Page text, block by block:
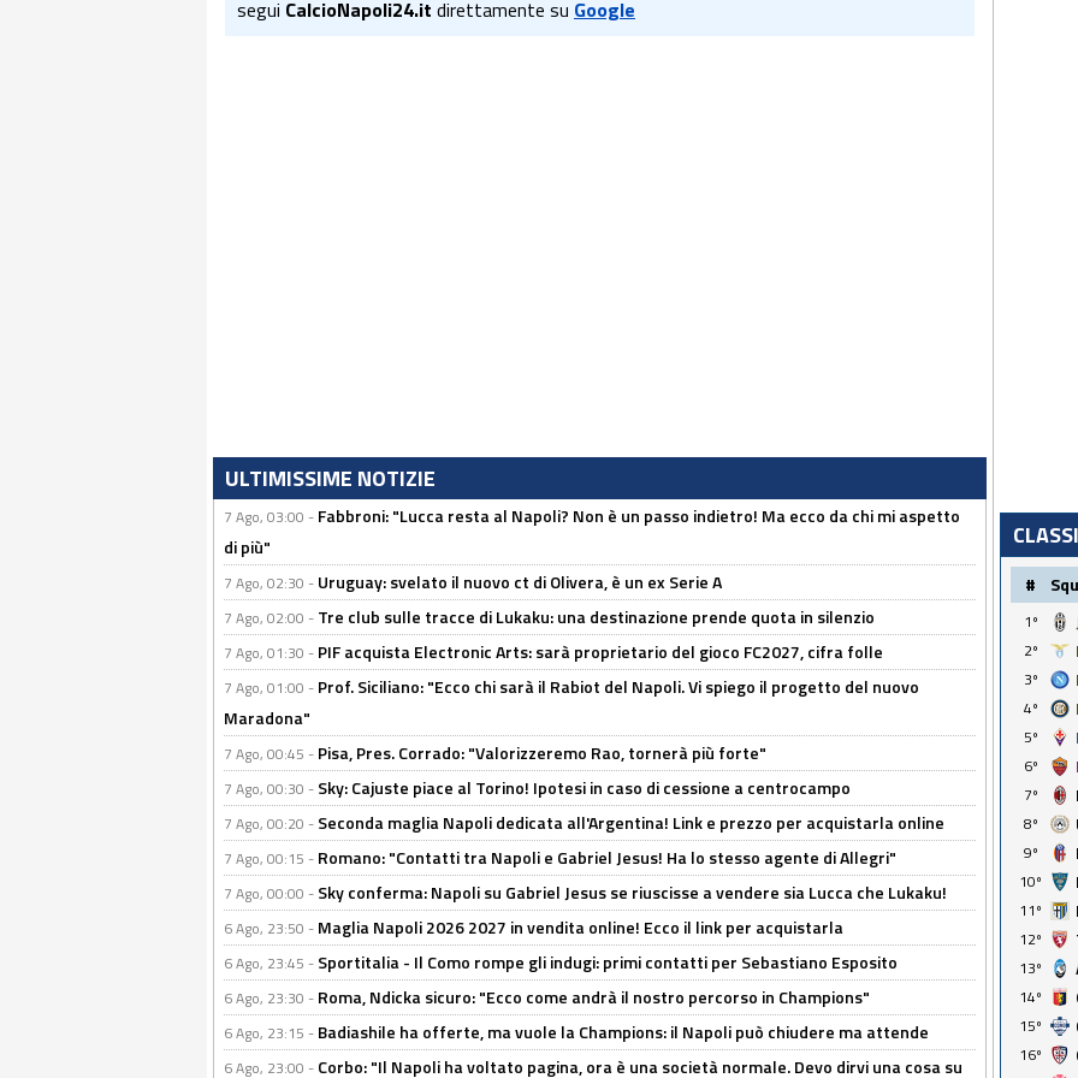
segui CalcioNapoli24.it direttamente su Google
ULTIMISSIME NOTIZIE
7 Ago, 03:00 - Fabbroni: "Lucca resta al Napoli? Non è un passo indietro! Ma ecco da chi mi aspetto
di più"
7 Ago, 02:30 - Uruguay: svelato il nuovo ct di Olivera, è un ex Serie A
7 Ago, 02:00 - Tre club sulle tracce di Lukaku: una destinazione prende quota in silenzio
7 Ago, 01:30 - PIF acquista Electronic Arts: sarà proprietario del gioco FC2027, cifra folle
7 Ago, 01:00 - Prof. Siciliano: "Ecco chi sarà il Rabiot del Napoli. Vi spiego il progetto del nuovo
Maradona"
7 Ago, 00:45 - Pisa, Pres. Corrado: "Valorizzeremo Rao, tornerà più forte"
7 Ago, 00:30 - Sky: Cajuste piace al Torino! Ipotesi in caso di cessione a centrocampo
7 Ago, 00:20 - Seconda maglia Napoli dedicata all'Argentina! Link e prezzo per acquistarla online
7 Ago, 00:15 - Romano: "Contatti tra Napoli e Gabriel Jesus! Ha lo stesso agente di Allegri"
7 Ago, 00:00 - Sky conferma: Napoli su Gabriel Jesus se riuscisse a vendere sia Lucca che Lukaku!
6 Ago, 23:50 - Maglia Napoli 2026 2027 in vendita online! Ecco il link per acquistarla
6 Ago, 23:45 - Sportitalia - Il Como rompe gli indugi: primi contatti per Sebastiano Esposito
6 Ago, 23:30 - Roma, Ndicka sicuro: "Ecco come andrà il nostro percorso in Champions"
6 Ago, 23:15 - Badiashile ha offerte, ma vuole la Champions: il Napoli può chiudere ma attende
6 Ago, 23:00 - Corbo: "Il Napoli ha voltato pagina, ora è una società normale. Devo dirvi una cosa su
#
1º
2º
3º
4º
5º
6º
7º
8º
9º
10º
11º
12º
13º
14º
15º
16º